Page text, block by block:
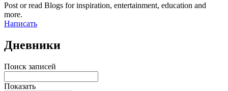
Post or read Blogs for inspiration, entertainment, education and
more.
Написать
Дневники
Поиск записей
Показать